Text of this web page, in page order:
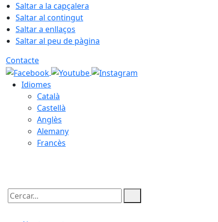
Saltar a la capçalera
Saltar al contingut
Saltar a enllaços
Saltar al peu de pàgina
Contacte
Idiomes
Català
Castellà
Anglès
Alemany
Francès
Cercar: